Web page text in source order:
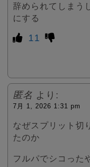
辞められてしまう
にする
11
匿名 より:
7月 1, 2026 1:31 pm
なぜスプリット切
たのか
フルパでシコった